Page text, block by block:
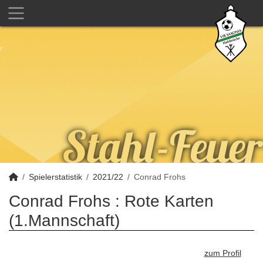
Spielerstatistik 2021/22 Conrad Frohs
Conrad Frohs : Rote Karten
(1.Mannschaft)
zum Profil